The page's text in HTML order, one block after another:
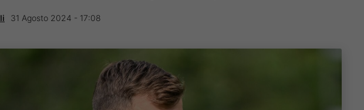
31 Agosto 2024 - 17:08